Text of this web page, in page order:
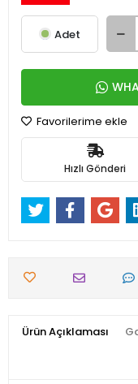
Adet
Favorilerime ekle
Hızlı Gönderi
Ürün Açıklaması